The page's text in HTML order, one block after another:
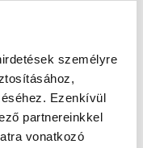
személyre
Ezenkívül
partnereinkkel
vonatkozó